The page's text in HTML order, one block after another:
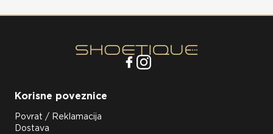
Korisne poveznice
Povrat / Reklamacija
Dostava